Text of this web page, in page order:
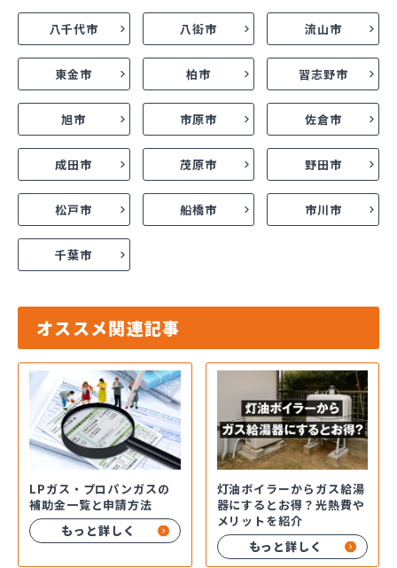
八千代市 八街市 流山市
東金市 柏市 習志野市
旭市 市原市 佐倉市
成田市 茂原市 野田市
松戸市 船橋市 市川市
千葉市
オススメ関連記事
LPガス・プロパンガスの
補助金一覧と申請方法
もっと詳しく
灯油ボイラーからガス給湯
器にするとお得？光熱費や
メリットを紹介
もっと詳しく